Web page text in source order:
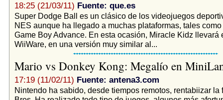
18:25 (21/03/11) Fuente: que.es
Super Dodge Ball es un clásico de los videojuegos
NES aunque ha llegado a muchas plataformas, tales
Game Boy Advance. En esta ocasión, Miracle Kidz llevará
WiiWare, en una versión muy similar al...
Mario vs Donkey Kong: Megalío en
17:19 (11/02/11) Fuente: antena3.com
Nintendo ha sabido, desde tiempos remotos, rentabiizar la